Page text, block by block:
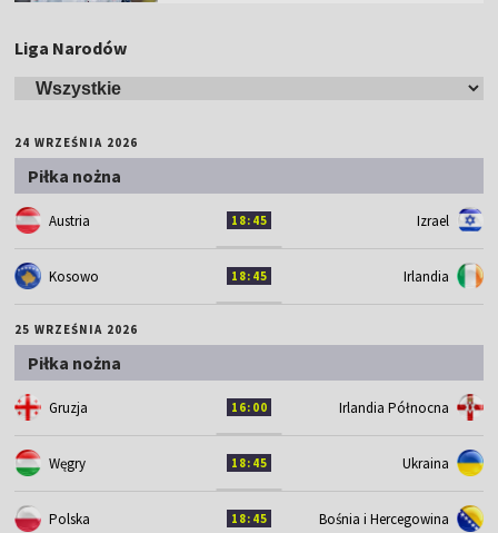
Liga Narodów
24 WRZEŚNIA 2026
Piłka nożna
Austria 18:45 Izrael
Kosowo 18:45 Irlandia
25 WRZEŚNIA 2026
Piłka nożna
Gruzja 16:00 Irlandia Północna
Węgry 18:45 Ukraina
Polska 18:45 Bośnia i Hercegowina